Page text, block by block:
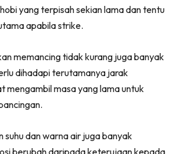
yang terpisah sekian lama dan tentu
apabila strike.
memancing tidak kurang juga banyak
dihadapi terutamanya jarak
mengambil masa yang lama untuk
suhu dan warna air juga banyak
berubah daripada keterujaan kepada